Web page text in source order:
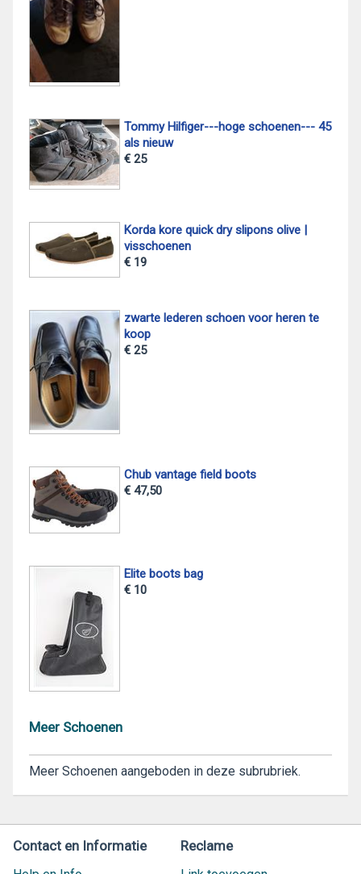
Tommy Hilfiger---hoge schoenen--- 45
als nieuw
€ 25
Korda kore quick dry slipons olive |
visschoenen
€ 19
zwarte lederen schoen voor heren te
koop
€ 25
Chub vantage field boots
€ 47,50
Elite boots bag
€ 10
Meer Schoenen
Meer Schoenen aangeboden in deze subrubriek.
Contact en Informatie Reclame